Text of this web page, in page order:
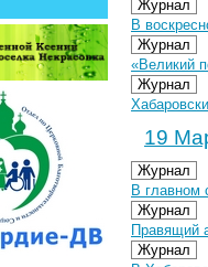
Журнал
В
Журнал
«Великий
Журнал
19
Журнал
В главном
Журнал
Правящий
Журнал